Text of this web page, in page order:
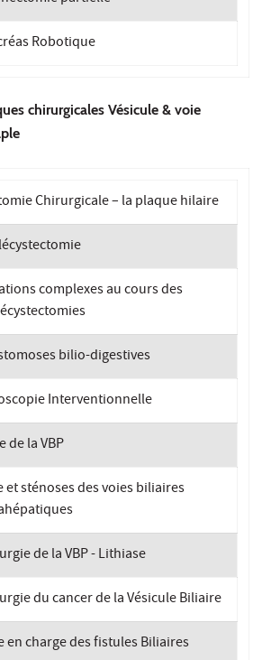
Robotique
chirurgicales Vésicule & voie
Chirurgicale – la plaque hilaire
complexes au cours des
bilio-digestives
Interventionnelle
de la VBP
et sténoses des voies biliaires
de la VBP - Lithiase
du cancer de la Vésicule Biliaire
en charge des fistules Biliaires